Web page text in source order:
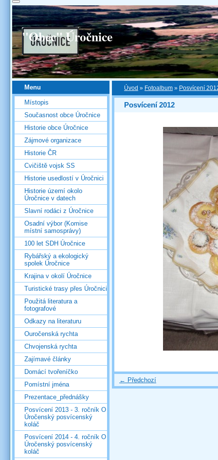
"Obec" Úročnice
Úvod » Fotoalbum » Posvícení
Posvícení 2012
← Předchozí
Menu
Místopis
Současnost obce Úročnice
Historie obce Úročnice
Zájmové organizace
Historie ČR
Cvičiště vojsk SS
Historie usedlostí v Úročnici
Historie území okolo
Úročnice v datech
Slavní rodáci z Úročnice
Osadní výbor (Komise
místní samosprávy)
100 let SDH Úročnice
Rybářský a ekologický
spolek Úročnice
Krajina v okolí Úročnice
Turistické trasy přes Úročnici
Použitá literatura a
fotografové
Odkazy na literaturu
Ouročenská rychta
Chvojenská rychta
Zajímavé články
Domácí tvořeníčko
Pomístní jména
Prezentace_přednášky
Posvícení 2013 - 3. ročník O
Úročenský posvícenský
koláč
Posvícení 2014 - 4. ročník O
Úročenský posvícenský
koláč